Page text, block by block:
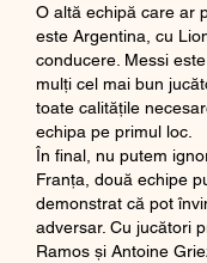
O altă echipă care ar
este Argentina, cu
conducere. Messi
mulți cel mai bun
toate calitățile
echipa pe primul loc.
În final, nu putem
Franța, două echipe
demonstrat că pot
adversar. Cu jucători
Ramos și Antoine